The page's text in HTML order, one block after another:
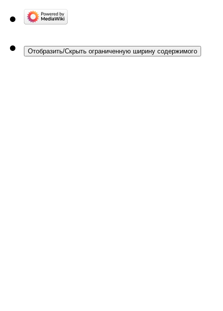
Отобразить/Скрыть ограниченную ширину содержимого